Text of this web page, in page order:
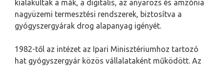
kialakultak a mák, a digitalis, az anyarozs és amzónia
nagyüzemi termesztési rendszerek, biztosítva a
gyógyszergyárak drog alapanyag igényét.
1982-től az intézet az Ipari Minisztériumhoz tartozó
hat gyógyszergyár közös vállalataként működött. Az